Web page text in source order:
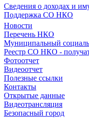
Сведения о доходах и
Поддержка СО НКО
Новости
Перечень НКО
Муниципальный
Реестр СО НКО -
Фотоотчет
Видеоотчет
Полезные ссылки
Контакты
Открытые данные
Видеотрансляция
Безопасный город